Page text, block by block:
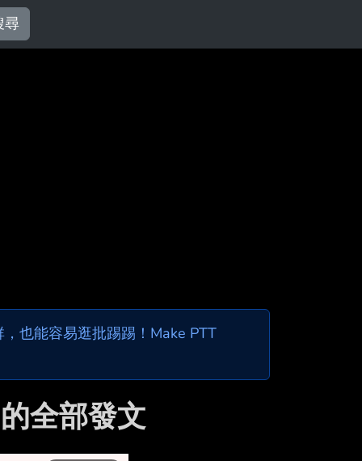
尋
也能容易逛批踢踢！Make PTT
全部發文